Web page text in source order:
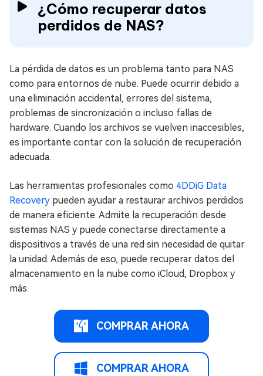
¿Cómo recuperar datos
perdidos de NAS?
La pérdida de datos es un problema tanto para NAS
como para entornos de nube. Puede ocurrir debido a
una eliminación accidental, errores del sistema,
problemas de sincronización o incluso fallas de
hardware. Cuando los archivos se vuelven inaccesibles,
es importante contar con la solución de recuperación
adecuada.
Las herramientas profesionales como 4DDiG Data
Recovery pueden ayudar a restaurar archivos perdidos
de manera eficiente. Admite la recuperación desde
sistemas NAS y puede conectarse directamente a
dispositivos a través de una red sin necesidad de quitar
la unidad. Además de eso, puede recuperar datos del
almacenamiento en la nube como iCloud, Dropbox y
más.
COMPRAR AHORA
COMPRAR AHORA